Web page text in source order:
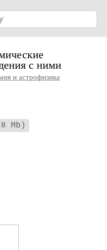
с ними
и астрофизика
Mb)